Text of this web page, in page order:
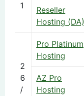
1
Reseller
Hosting (DA)
2
6
/
Pro Platinum
Hosting
AZ Pro
Hosting